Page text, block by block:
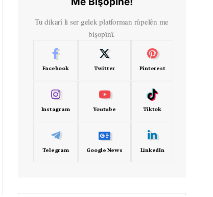
Tu dikarî li ser gelek platforman rûpelên me
bişopînî.
Facebook Twitter Pinterest
Instagram Youtube Tiktok
Telegram Google News LinkedIn